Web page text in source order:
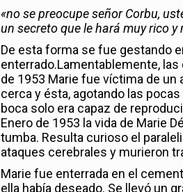
«no se preocupe señor Corbu,
un secreto que le hará muy rico y
De esta forma se fue gestando
enterrado.Lamentablemente,
de 1953 Marie fue víctima de un
cerca y ésta, agotando las
boca solo era capaz de
Enero de 1953 la vida de Marie
tumba. Resulta curioso el
ataques cerebrales y murieron
Marie fue enterrada en el
ella había deseado. Se llevó un